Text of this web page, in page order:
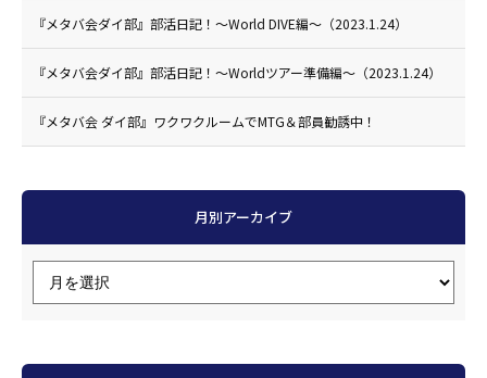
『メタバ会ダイ部』部活日記！〜World DIVE編〜（2023.1.24）
『メタバ会ダイ部』部活日記！〜Worldツアー準備編〜（2023.1.24）
『メタバ会 ダイ部』ワクワクルームでMTG＆部員勧誘中！
月別アーカイブ